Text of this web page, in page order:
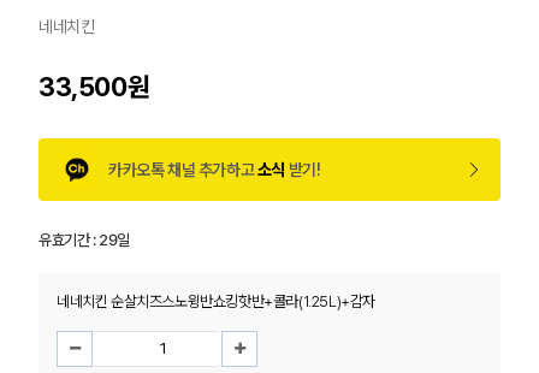
네네치킨
33,500원
카카오톡 채널 추가하고소식 받기!
유효기간 :29일
네네치킨 순살치즈스노윙반쇼킹핫반+콜라(1.25L)+감자